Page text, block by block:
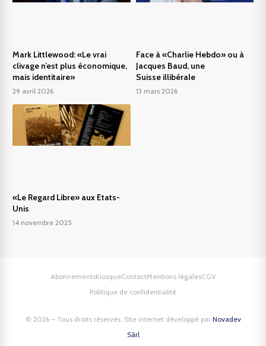
Mark Littlewood: «Le vrai
clivage n’est plus économique,
mais identitaire»
29 avril 2026
Face à «Charlie Hebdo» ou à
Jacques Baud, une
Suisse illibérale
13 mars 2026
«Le Regard Libre» aux Etats-
Unis
14 novembre 2025
© 2026 – Tous droits réservés. Site internet développé par Novadev
Sàrl
AbonnementsKiosqueContactMentions légalesCGV
Politique de confidentialité